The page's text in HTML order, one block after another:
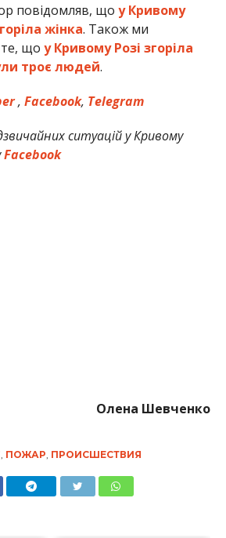
повідомляв, що у Кривому
жінка. Також ми
що у Кривому Розі згоріла
троє людей.
, Facebook, Telegram
ситуацій у Кривому
Facebook
Олена Шевченко
ПОЖАР ПРОИСШЕСТВИЯ